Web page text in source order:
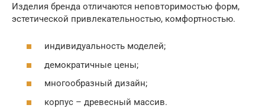
Изделия бренда отличаются неповторимостью форм,
эстетической привлекательностью, комфортностью.
индивидуальность моделей;
демократичные цены;
многообразный дизайн;
корпус – древесный массив.